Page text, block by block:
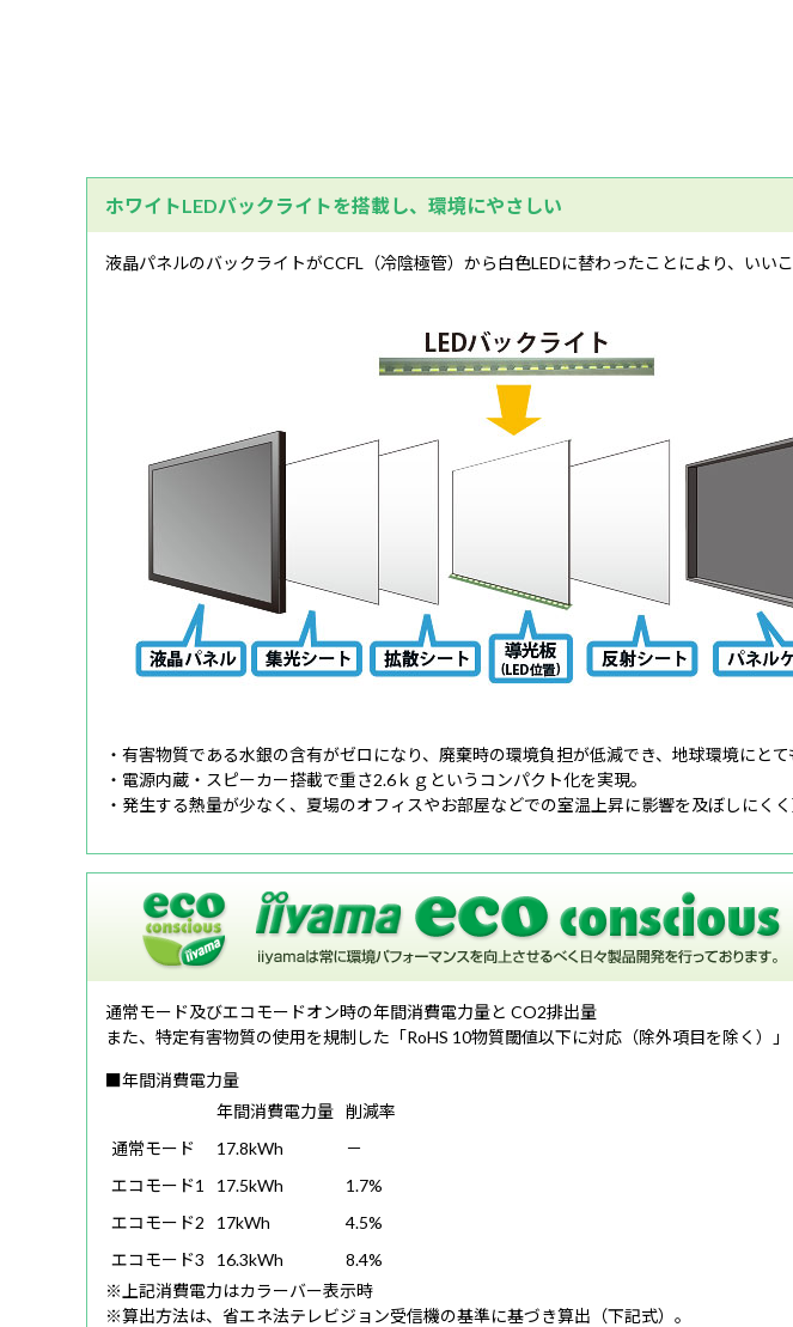
ホワイトLEDバックライトを搭載し、環境にやさしい
液晶パネルのバックライトがCCFL（冷陰極管）から白色LEDに替わったことにより、いいこ
・有害物質である水銀の含有がゼロになり、廃棄時の環境負担が低減でき、地球環境にとて
・電源内蔵・スピーカー搭載で重さ2.6ｋｇというコンパクト化を実現。
・発生する熱量が少なく、夏場のオフィスやお部屋などでの室温上昇に影響を及ぼしにくく
通常モード及びエコモードオン時の年間消費電力量と CO2排出量
また、特定有害物質の使用を規制した「RoHS 10物質閾値以下に対応（除外項目を除く）
■年間消費電力量
年間消費電力量 削減率
通常モード
17.8kWh
－
エコモード1
17.5kWh
1.7%
エコモード2
17kWh
4.5%
エコモード3
16.3kWh
8.4%
※上記消費電力はカラーバー表示時
※算出方法は、省エネ法テレビジョン受信機の基準に基づき算出（下記式）。